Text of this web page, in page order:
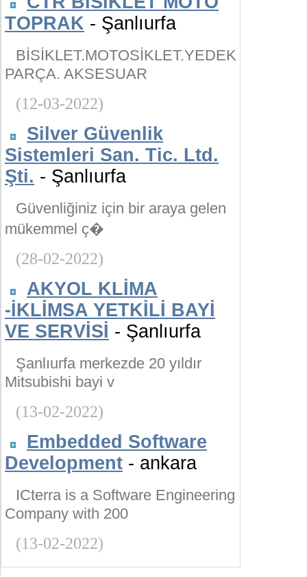
TOPRAK - Şanlıurfa
BİSİKLET.MOTOSİKLET.YEDEK
PARÇA. AKSESUAR
(12-03-2022)
Silver Güvenlik
Sistemleri San. Tic. Ltd.
Şti. - Şanlıurfa
Güvenliğiniz için bir araya gelen
mükemmel ç�
(28-02-2022)
AKYOL KLİMA
-İKLİMSA YETKİLİ BAYİ
VE SERVİSİ - Şanlıurfa
Şanlıurfa merkezde 20 yıldır
Mitsubishi bayi v
(13-02-2022)
Embedded Software
Development - ankara
ICterra is a Software Engineering
Company with 200
(13-02-2022)